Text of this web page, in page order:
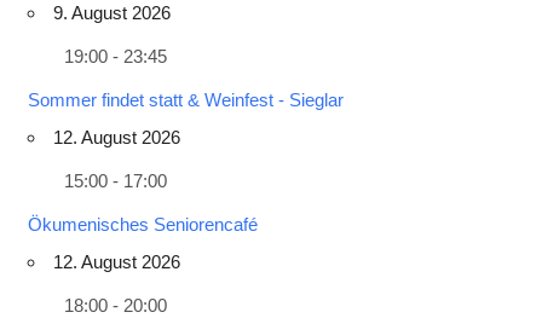
9. August 2026
19:00 - 23:45
Sommer findet statt & Weinfest - Sieglar
12. August 2026
15:00 - 17:00
Ökumenisches Seniorencafé
12. August 2026
18:00 - 20:00